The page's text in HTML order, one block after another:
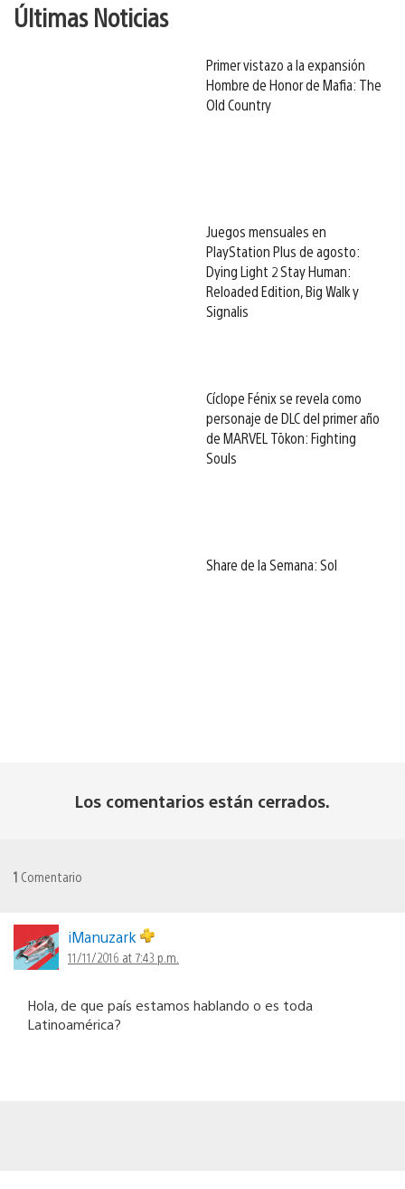
Últimas Noticias
Primer vistazo a la expansión
Hombre de Honor de Mafia: The
Old Country
Juegos mensuales en
PlayStation Plus de agosto:
Dying Light 2 Stay Human:
Reloaded Edition, Big Walk y
Signalis
Cíclope Fénix se revela como
personaje de DLC del primer año
de MARVEL Tōkon: Fighting
Souls
Share de la Semana: Sol
Los comentarios están cerrados.
1 Comentario
iManuzark
11/11/2016 at 7:43 p.m.
Hola, de que país estamos hablando o es toda
Latinoamérica?